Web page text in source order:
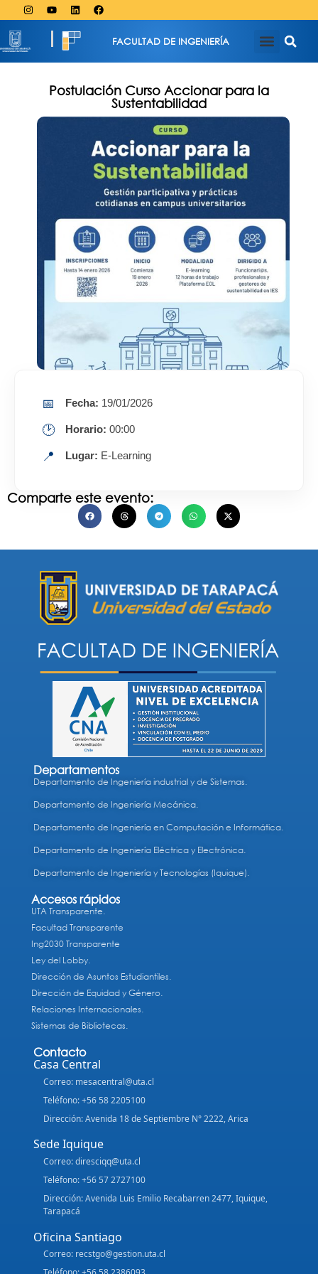
FACULTAD DE INGENIERÍA
Postulación Curso Accionar para la
Sustentabilidad
📅 Fecha: 19/01/2026
🕑 Horario: 00:00
📍 Lugar: E-Learning
Comparte este evento:
Departamentos
Departamento de Ingeniería industrial y de Sistemas.
Departamento de Ingeniería Mecánica.
Departamento de Ingeniería en Computación e Informática.
Departamento de Ingeniería Eléctrica y Electrónica.
Departamento de Ingeniería y Tecnologías (Iquique).
Accesos rápidos
UTA Transparente.
Facultad Transparente
Ing2030 Transparente
Ley del Lobby.
Dirección de Asuntos Estudiantiles.
Dirección de Equidad y Género.
Relaciones Internacionales.
Sistemas de Bibliotecas.
Contacto
Casa Central
Correo: mesacentral@uta.cl
Teléfono: +56 58 2205100
Dirección: Avenida 18 de Septiembre N° 2222, Arica
Sede Iquique
Correo: diresciqq@uta.cl
Teléfono: +56 57 2727100
Dirección: Avenida Luis Emilio Recabarren 2477, Iquique,
Tarapacá
Oficina Santiago
Correo: recstgo@gestion.uta.cl